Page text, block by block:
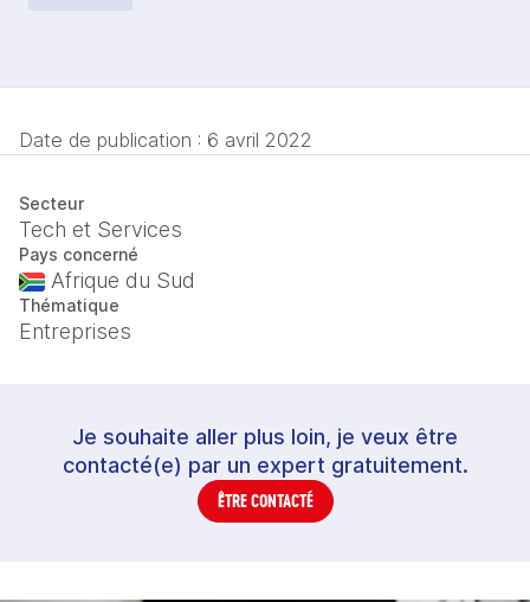
Date de publication : 6 avril 2022
Secteur
Tech et Services
Pays concerné
Afrique du Sud
Thématique
Entreprises
Je souhaite aller plus loin, je veux être
contacté(e) par un expert gratuitement.
ÊTRE CONTACTÉ